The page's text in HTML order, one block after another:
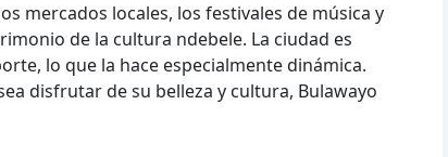
mercados locales, los festivales de música y
de la cultura ndebele. La ciudad es
lo que la hace especialmente dinámica.
disfrutar de su belleza y cultura, Bulawayo